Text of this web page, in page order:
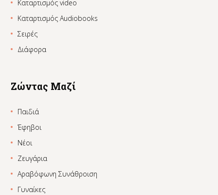
Καταρτισμός video
Καταρτισμός Audiobooks
Σειρές
Διάφορα
Ζώντας Μαζί
Παιδιά
Έφηβοι
Νέοι
Ζευγάρια
Αραβόφωνη Συνάθροιση
Γυναίκες